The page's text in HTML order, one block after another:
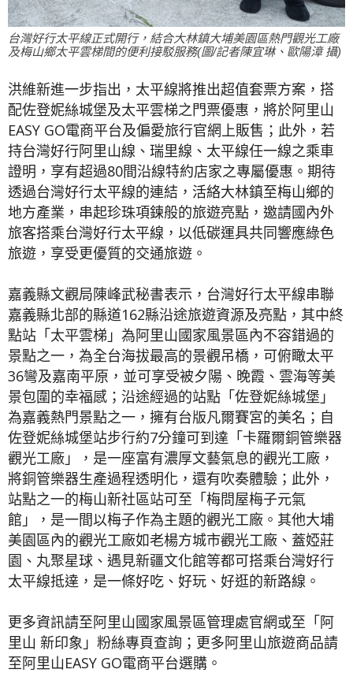
台灣好行太平線正式開行，結合大林鎮大埔美園區熱門觀光工廠
及梅山鄉太平雲梯間的便利接駁服務(圖/記者陳宜琳、歐陽漳 攝)
洪維新進一步指出，太平線將推出超值套票方案，搭
配佐登妮絲城堡及太平雲梯之門票優惠，將於阿里山
EASY GO電商平台及偏愛旅行官網上販售；此外，若
持台灣好行阿里山線、瑞里線、太平線任一線之乘車
證明，享有超過80間沿線特約店家之專屬優惠。期待
透過台灣好行太平線的連結，活絡大林鎮至梅山鄉的
地方產業，串起珍珠項鍊般的旅遊亮點，邀請國內外
旅客搭乘台灣好行太平線，以低碳運具共同響應綠色
旅遊，享受更優質的交通旅遊。
嘉義縣文觀局陳峰武秘書表示，台灣好行太平線串聯
嘉義縣北部的縣道162縣沿途旅遊資源及亮點，其中終
點站「太平雲梯」為阿里山國家風景區內不容錯過的
景點之一，為全台海拔最高的景觀吊橋，可俯瞰太平
36彎及嘉南平原，並可享受被夕陽、晚霞、雲海等美
景包圍的幸福感；沿途經過的站點「佐登妮絲城堡」
為嘉義熱門景點之一，擁有台版凡爾賽宮的美名；自
佐登妮絲城堡站步行約7分鐘可到達「卡羅爾銅管樂器
觀光工廠」，是一座富有濃厚文藝氣息的觀光工廠，
將銅管樂器生產過程透明化，還有吹奏體驗；此外，
站點之一的梅山新社區站可至「梅問屋梅子元氣
館」，是一間以梅子作為主題的觀光工廠。其他大埔
美園區內的觀光工廠如老楊方城市觀光工廠、蓋婭莊
園、丸聚星球、遇見新疆文化館等都可搭乘台灣好行
太平線抵達，是一條好吃、好玩、好逛的新路線。
更多資訊請至阿里山國家風景區管理處官網或至「阿
里山 新印象」粉絲專頁查詢；更多阿里山旅遊商品請
至阿里山EASY GO電商平台選購。